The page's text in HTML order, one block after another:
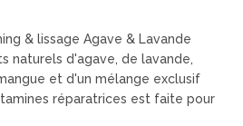
& lissage Agave & Lavande
naturels d'agave, de lavande,
et d'un mélange exclusif
réparatrices est faite pour